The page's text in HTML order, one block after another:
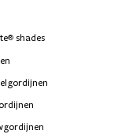
® shades